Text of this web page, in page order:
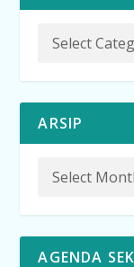
ARSIP
AGENDA